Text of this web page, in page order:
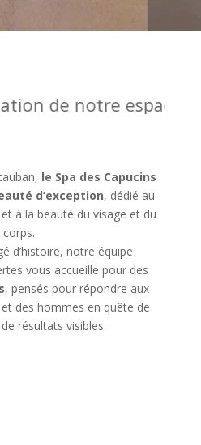
être: vous
le Spa des Capucins
d’exception, dédié au
à la beauté du visage et du
corps.
d’histoire, notre équipe
vous accueille pour des
, pensés pour répondre aux
des hommes en quête de
résultats visibles.